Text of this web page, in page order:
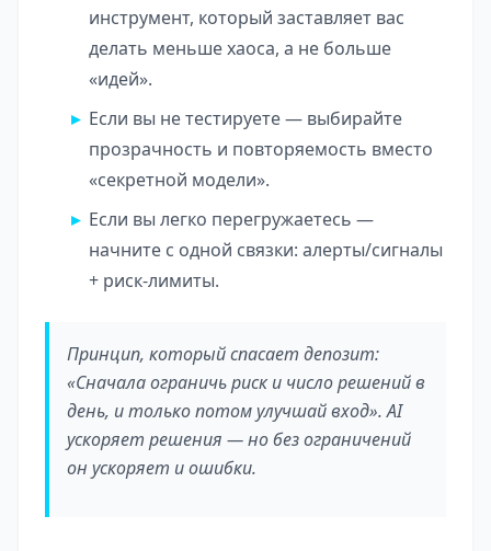
инструмент, который заставляет вас
делать меньше хаоса, а не больше
«идей».
Если вы не тестируете — выбирайте
прозрачность и повторяемость вместо
«секретной модели».
Если вы легко перегружаетесь —
начните с одной связки: алерты/сигналы
+ риск-лимиты.
Принцип, который спасает депозит:
«Сначала ограничь риск и число решений в
день, и только потом улучшай вход». AI
ускоряет решения — но без ограничений
он ускоряет и ошибки.